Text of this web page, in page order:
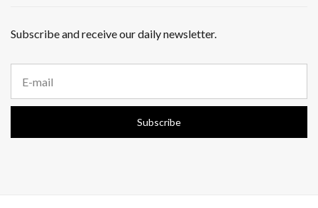
Subscribe and receive our daily newsletter.
a
i
a
Subscribe